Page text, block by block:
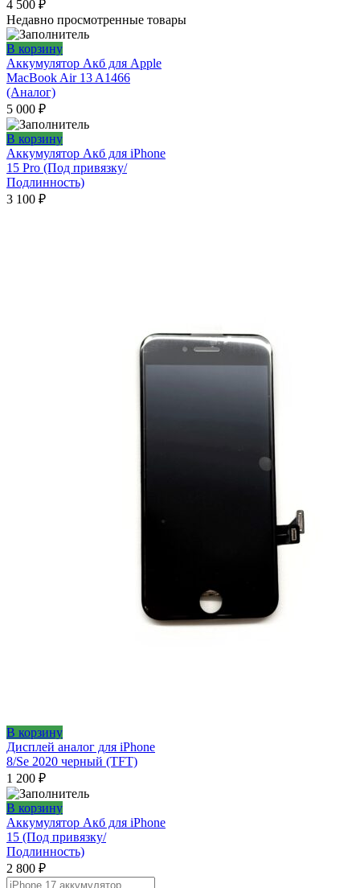
4 500 ₽
Недавно просмотренные товары
В корзину
Аккумулятор Акб для Apple
MacBook Air 13 A1466
(Аналог)
5 000 ₽
В корзину
Аккумулятор Акб для iPhone
15 Pro (Под привязку/
Подлинность)
3 100 ₽
В корзину
Дисплей аналог для iPhone
8/Se 2020 черный (TFT)
1 200 ₽
В корзину
Аккумулятор Акб для iPhone
15 (Под привязку/
Подлинность)
2 800 ₽
Поиск